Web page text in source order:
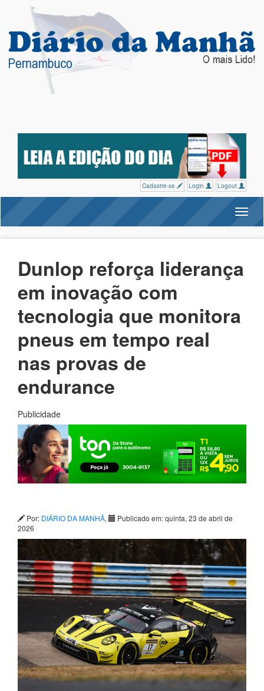
Cadastre-se Login Logout
Dunlop reforça liderança
em inovação com
tecnologia que monitora
pneus em tempo real
nas provas de
endurance
Publicidade
Por: DIÁRIO DA MANHÃ,
Publicado em: quinta, 23 de abril de
2026